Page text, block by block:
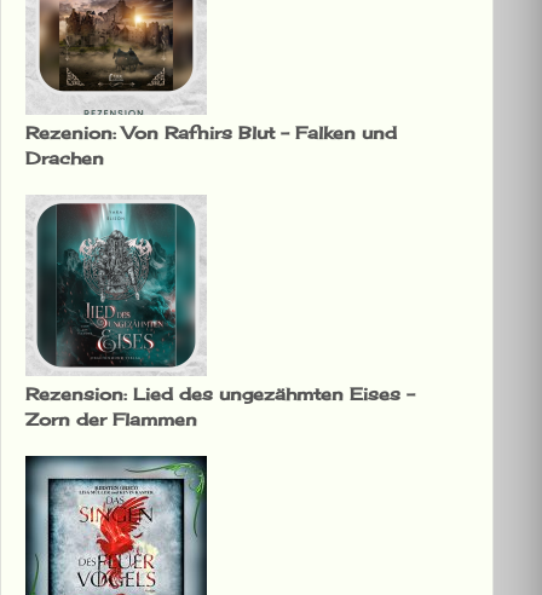
Rezenion: Von Rafnirs Blut – Falken und
Drachen
Rezension: Lied des ungezähmten Eises –
Zorn der Flammen